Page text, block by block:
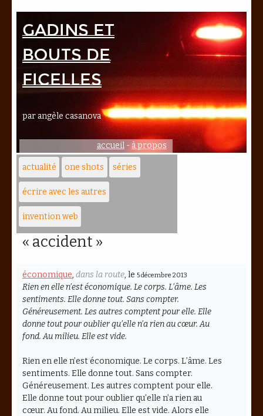
Gadins et
bouts de
ficelles
par angèle casanova
accueil-à propos
actualité one shots séries
écrire avec les autres
invention web
« accident »
économique, dans la route, le 5 décembre 2013
Rien en elle n’est économique. Le corps. L’âme. Les
sentiments. Elle donne tout. Sans compter.
Généreusement. Les autres comptent pour elle. Elle
donne tout pour oublier qu’elle n’a rien au cœur. Au
fond. Au milieu. Elle est vide.
Rien en elle n’est économique. Le corps. L’âme. Les
sentiments. Elle donne tout. Sans compter.
Généreusement. Les autres comptent pour elle.
Elle donne tout pour oublier qu’elle n’a rien au
cœur. Au fond. Au milieu. Elle est vide. Alors elle